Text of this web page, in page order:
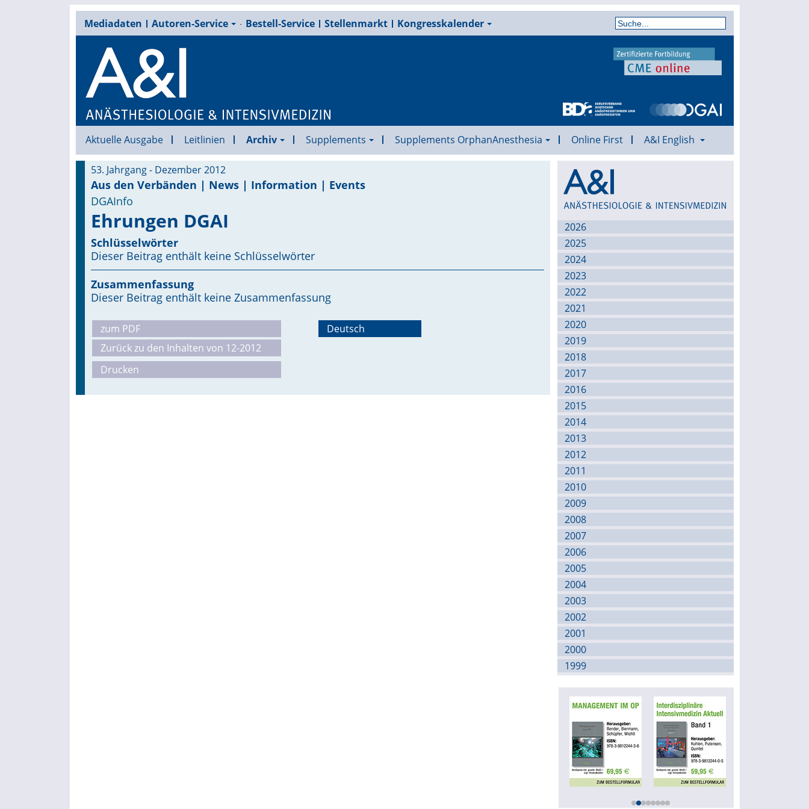
Mediadaten Autoren-Service Bestell-Service Stellenmarkt Kongresskalender
Aktuelle Ausgabe Leitlinien Archiv Supplements Supplements OrphanAnesthesia Online First A&I English
53. Jahrgang - Dezember 2012
Aus den Verbänden | News | Information | Events
DGAInfo
Ehrungen DGAI
Schlüsselwörter
Dieser Beitrag enthält keine Schlüsselwörter
Zusammenfassung
Dieser Beitrag enthält keine Zusammenfassung
zum PDF
Zurück zu den Inhalten von 12-2012
Drucken
Deutsch
Archiv
2026
2025
2024
2023
2022
2021
2020
2019
2018
2017
2016
2015
2014
2013
2012
2011
2010
2009
2008
2007
2006
2005
2004
2003
2002
2001
2000
1999